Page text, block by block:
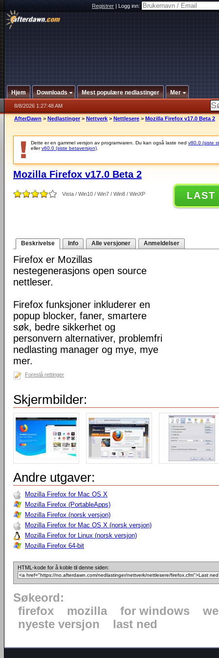
Registrer|Logg inn:
Hjem Downloads Mest populære nedlastinger Mer
8/8/2026 1:27:48 AM
AfterDawn > Nedlastinger > Nettverk > Nettlesere > Mozilla Firefox v17.0 Beta 2
Dette er en gammel versjon av programvaren. Du kan også laste ned v80.0 (siste
ellerv60.0 (siste betaversjon)
Mozilla Firefox v17.0 Beta 2
Vista / Win10 / Win7 / Win8 / WinXP LAST
Beskrivelse Info Alle versjoner Anmeldelser
Firefox er Mozillas
nestegenerasjons open source
nettleser.
Firefox funksjoner inkluderer en
popup blocker, faner, smartere
søk, bedre sikkerhet og
personvern alternativer, problemfri
nedlasting manager og mye, mye
mer.
Foreslå rettinger
Skjermbilder:
Andre utgaver:
Mozilla Firefox for Mac OS X
Mozilla Firefox (PortableApps)
Mozilla Firefox (norsk versjon)
Mozilla Firefox for Mac OS X (norsk versjon)
Mozilla Firefox for Linux (norsk versjon)
Mozilla Firefox 64-bit
HTML-kode for å koble til denne siden:
Søkeord:
firefox
mozilla for windows
nyeste versjon
last ned